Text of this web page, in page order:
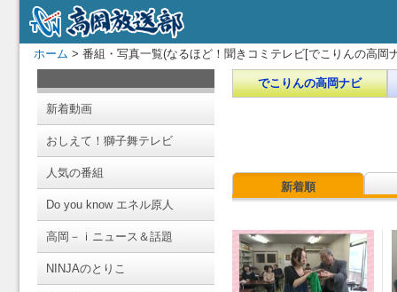
ホーム > 番組・写真一覧(なるほど！聞きコミテレビ[でこりんの高岡
新着動画
おしえて！獅子舞テレビ
人気の番組
Do you know エネル原人
高岡－ｉニュース＆話題
NINJAのとりこ
でこりんの高岡ナビ
新着順